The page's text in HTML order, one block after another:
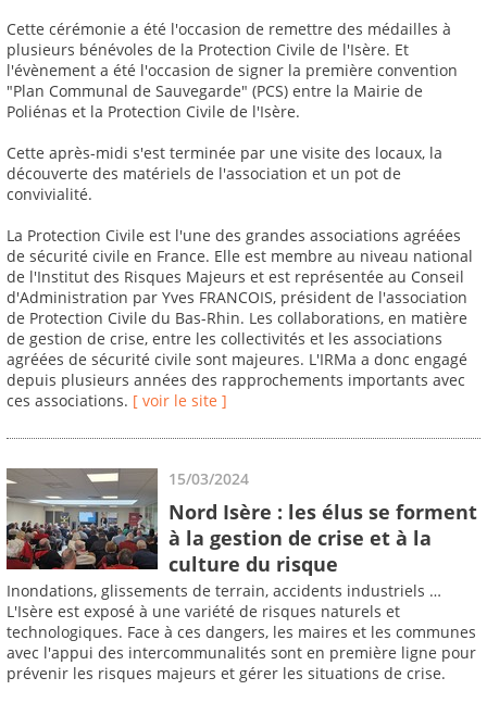
Cette cérémonie a été l'occasion de remettre des médailles à
plusieurs bénévoles de la Protection Civile de l'Isère. Et
l'évènement a été l'occasion de signer la première convention
"Plan Communal de Sauvegarde" (PCS) entre la Mairie de
Poliénas et la Protection Civile de l'Isère.
Cette après-midi s'est terminée par une visite des locaux, la
découverte des matériels de l'association et un pot de
convivialité.
La Protection Civile est l'une des grandes associations agréées
de sécurité civile en France. Elle est membre au niveau national
de l'Institut des Risques Majeurs et est représentée au Conseil
d'Administration par Yves FRANCOIS, président de l'association
de Protection Civile du Bas-Rhin. Les collaborations, en matière
de gestion de crise, entre les collectivités et les associations
agréées de sécurité civile sont majeures. L'IRMa a donc engagé
depuis plusieurs années des rapprochements importants avec
ces associations. [ voir le site ]
15/03/2024
Nord Isère : les élus se forment
à la gestion de crise et à la
culture du risque
Inondations, glissements de terrain, accidents industriels …
L'Isère est exposé à une variété de risques naturels et
technologiques. Face à ces dangers, les maires et les communes
avec l'appui des intercommunalités sont en première ligne pour
prévenir les risques majeurs et gérer les situations de crise.